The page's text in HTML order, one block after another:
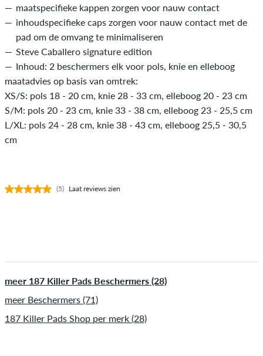
maatspecifieke kappen zorgen voor nauw contact
inhoudspecifieke caps zorgen voor nauw contact met de
pad om de omvang te minimaliseren
Steve Caballero signature edition
Inhoud: 2 beschermers elk voor pols, knie en elleboog
maatadvies op basis van omtrek:
XS/S: pols 18 - 20 cm, knie 28 - 33 cm, elleboog 20 - 23 cm
S/M: pols 20 - 23 cm, knie 33 - 38 cm, elleboog 23 - 25,5 cm
L/XL: pols 24 - 28 cm, knie 38 - 43 cm, elleboog 25,5 - 30,5
cm
(5) Laat reviews zien
meer 187 Killer Pads Beschermers (28)
meer Beschermers (71)
187 Killer Pads Shop per merk (28)